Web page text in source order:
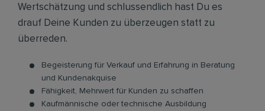
Wertschätzung und schlussendlich hast Du es
drauf Deine Kunden zu überzeugen statt zu
überreden.
Begeisterung für Verkauf und Erfahrung in Beratung
und Kundenakquise
Fähigkeit, Mehrwert für Kunden zu schaffen
Kaufmännische oder technische Ausbildung